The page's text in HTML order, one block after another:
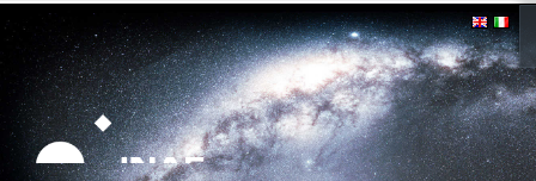
Strumenti
personali
Salta
contenuti.
|
Salta